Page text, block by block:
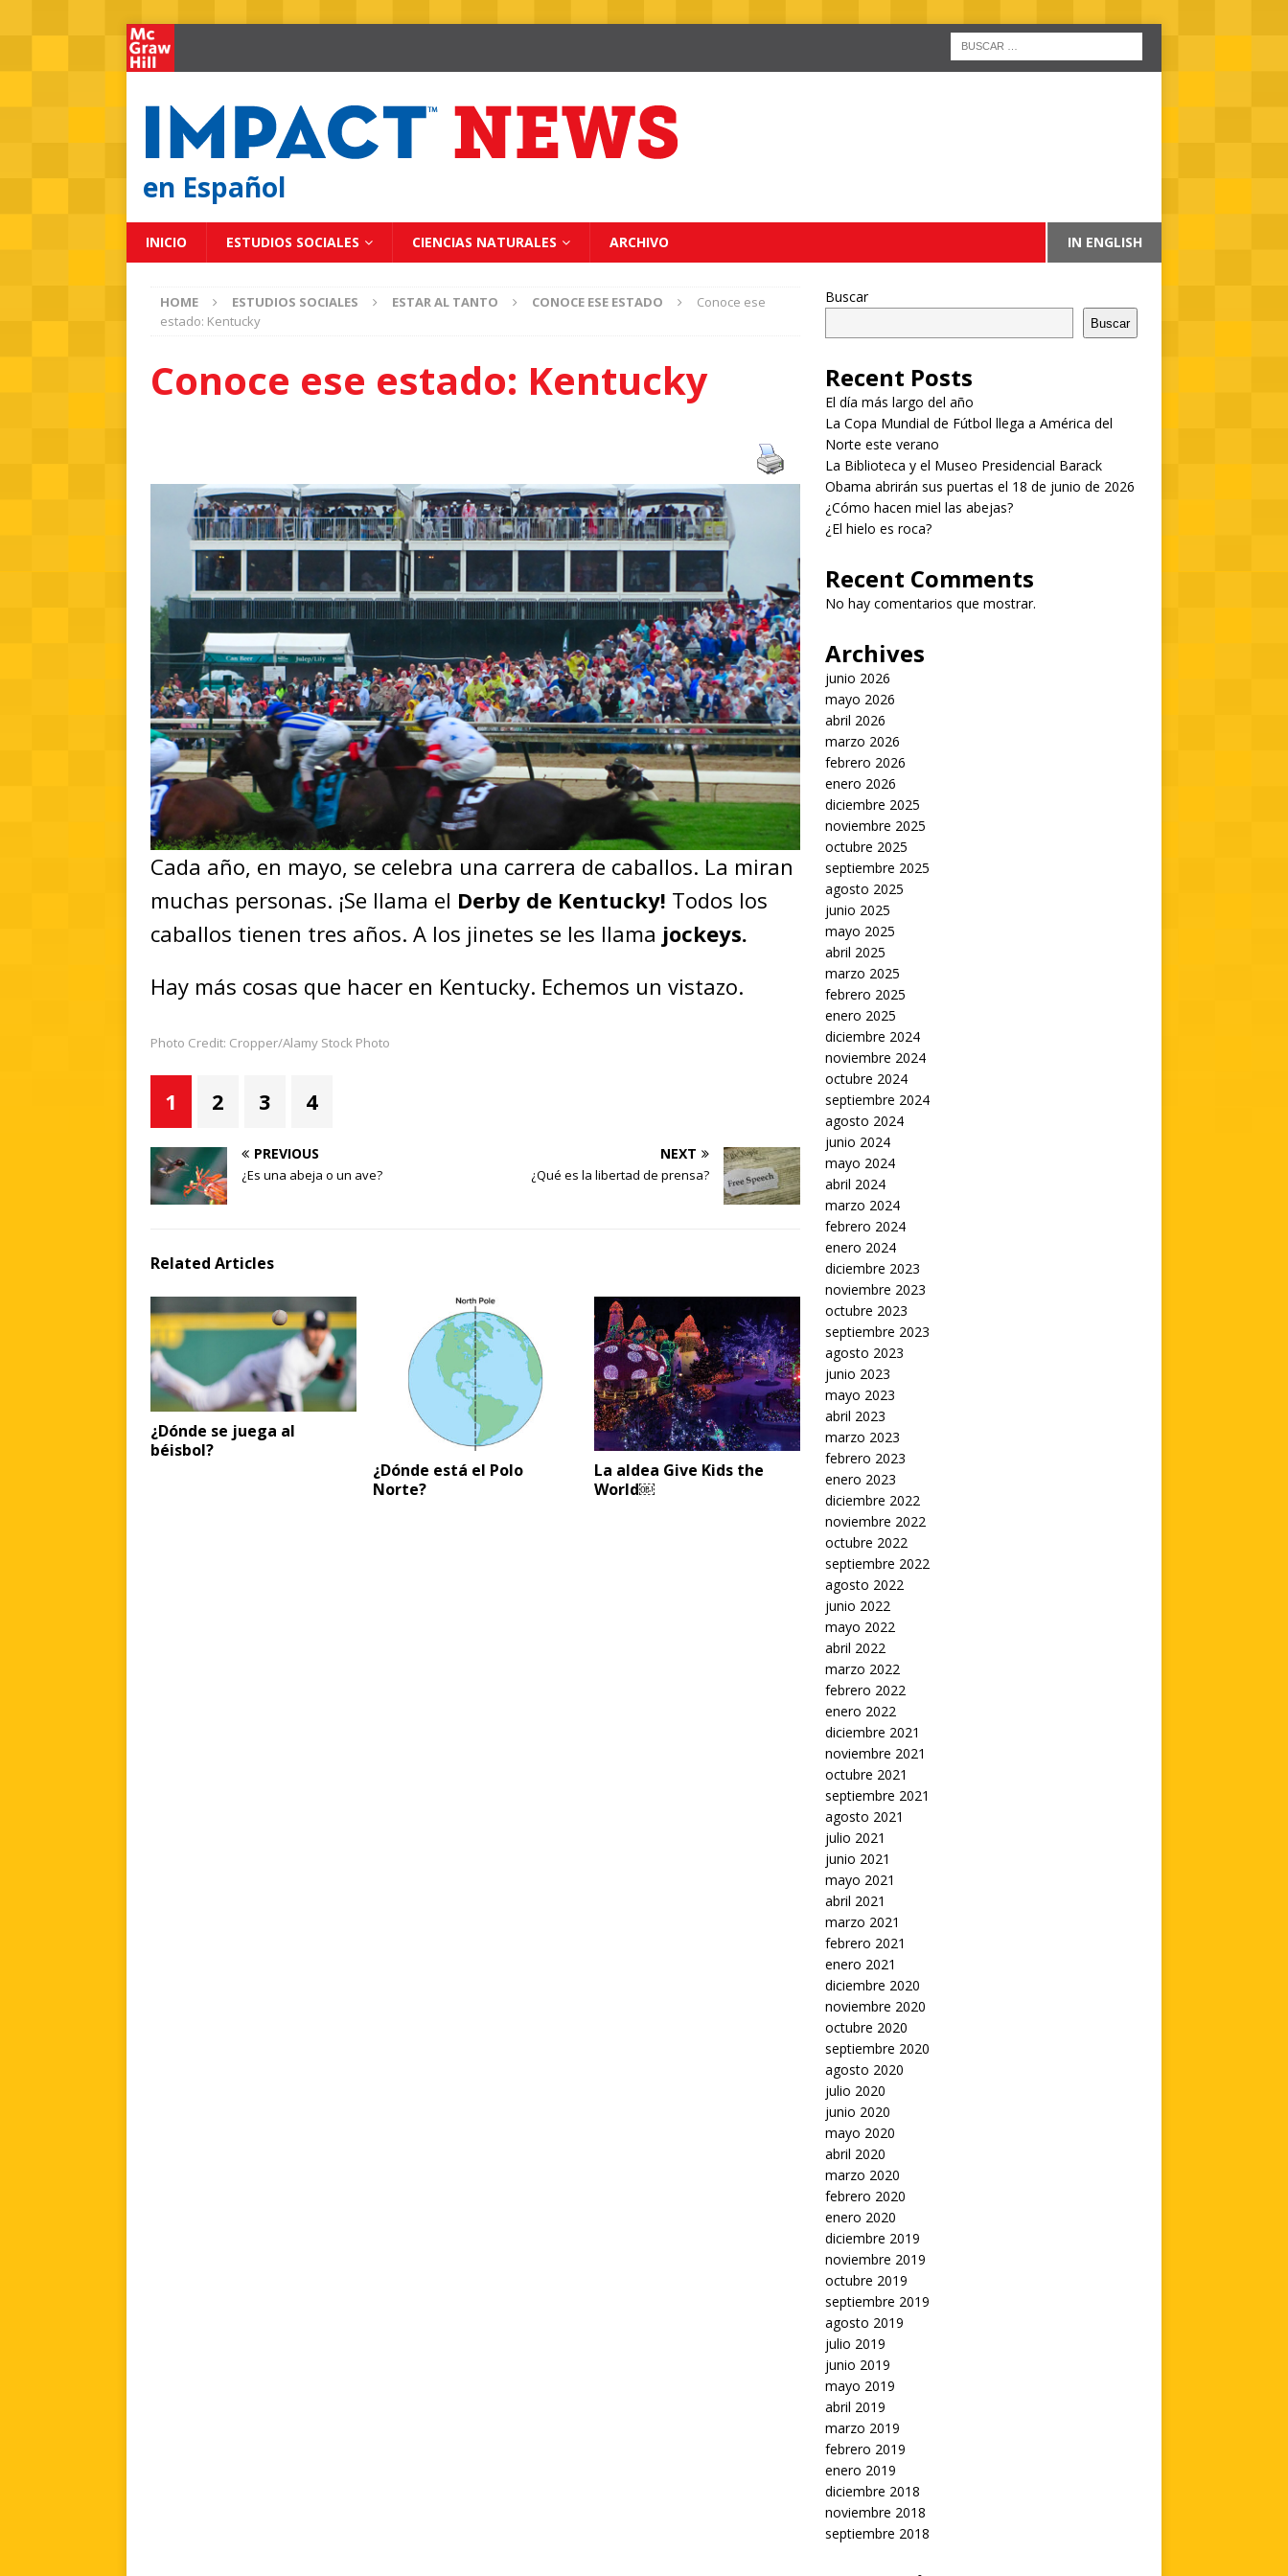
en Español
INICIO ESTUDIOS SOCIALES CIENCIAS NATURALES ARCHIVO IN ENGLISH
HOME ESTUDIOS SOCIALES ESTAR AL TANTO CONOCE ESE ESTADO
Conoce ese
estado: Kentucky
Conoce ese estado: Kentucky
Cada año, en mayo, se celebra una carrera de caballos. La miran
muchas personas. ¡Se llama el Derby de Kentucky! Todos los
caballos tienen tres años. A los jinetes se les llama jockeys.
Hay más cosas que hacer en Kentucky. Echemos un vistazo.
Photo Credit: Cropper/Alamy Stock Photo
1 2 3 4
PREVIOUS
¿Es una abeja o un ave?
NEXT
¿Qué es la libertad de prensa?
Related Articles
¿Dónde se juega al
béisbol?
¿Dónde está el Polo
Norte?
La aldea Give Kids the
World￼
Buscar
Buscar
Recent Posts
El día más largo del año
La Copa Mundial de Fútbol llega a América del
Norte este verano
La Biblioteca y el Museo Presidencial Barack
Obama abrirán sus puertas el 18 de junio de 2026
¿Cómo hacen miel las abejas?
¿El hielo es roca?
Recent Comments
No hay comentarios que mostrar.
Archives
junio 2026
mayo 2026
abril 2026
marzo 2026
febrero 2026
enero 2026
diciembre 2025
noviembre 2025
octubre 2025
septiembre 2025
agosto 2025
junio 2025
mayo 2025
abril 2025
marzo 2025
febrero 2025
enero 2025
diciembre 2024
noviembre 2024
octubre 2024
septiembre 2024
agosto 2024
junio 2024
mayo 2024
abril 2024
marzo 2024
febrero 2024
enero 2024
diciembre 2023
noviembre 2023
octubre 2023
septiembre 2023
agosto 2023
junio 2023
mayo 2023
abril 2023
marzo 2023
febrero 2023
enero 2023
diciembre 2022
noviembre 2022
octubre 2022
septiembre 2022
agosto 2022
junio 2022
mayo 2022
abril 2022
marzo 2022
febrero 2022
enero 2022
diciembre 2021
noviembre 2021
octubre 2021
septiembre 2021
agosto 2021
julio 2021
junio 2021
mayo 2021
abril 2021
marzo 2021
febrero 2021
enero 2021
diciembre 2020
noviembre 2020
octubre 2020
septiembre 2020
agosto 2020
julio 2020
junio 2020
mayo 2020
abril 2020
marzo 2020
febrero 2020
enero 2020
diciembre 2019
noviembre 2019
octubre 2019
septiembre 2019
agosto 2019
julio 2019
junio 2019
mayo 2019
abril 2019
marzo 2019
febrero 2019
enero 2019
diciembre 2018
noviembre 2018
septiembre 2018